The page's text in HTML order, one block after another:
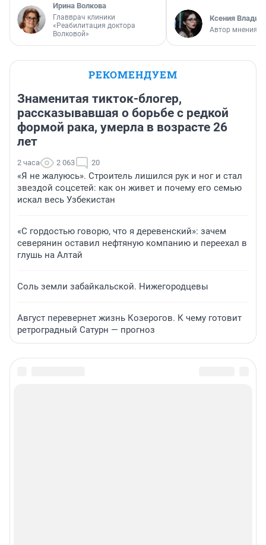
Ирина Волкова
Главврач клиники
«Реабилитация доктора
Волковой»
Ксения
Автор мнения
РЕКОМЕНДУЕМ
Знаменитая тикток-блогер,
рассказывавшая о борьбе с редкой
формой рака, умерла в возрасте 26
лет
2 часа 2 063 20
«Я не жалуюсь». Строитель лишился рук и ног и стал
звездой соцсетей: как он живет и почему его семью
искал весь Узбекистан
«С гордостью говорю, что я деревенский»: зачем
северянин оставил нефтяную компанию и переехал в
глушь на Алтай
Соль земли забайкальской. Нижегородцевы
Август перевернет жизнь Козерогов. К чему готовит
ретроградный Сатурн — прогноз